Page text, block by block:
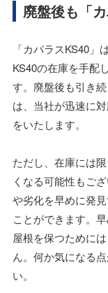
廃盤後も「
「カパラスKS40
KS40の在庫を手配
す。廃盤後も引き
は、当社が迅速に
をいたします。
ただし、在庫には
くなる可能性もご
や劣化を早めに発
ことができます。
屋根を保つために
ん。何か気になる
い。